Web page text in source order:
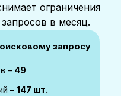
ограничения
в месяц.
запросу
– 49
– 147 шт.